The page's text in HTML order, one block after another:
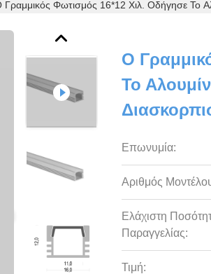
Γραμμικός Φωτισμός 16*12 Χιλ. Οδήγησε Το
Ο
Το
Επωνυμία:
Αριθμός
Ελάχιστη
Παραγγελίας:
Τιμή: